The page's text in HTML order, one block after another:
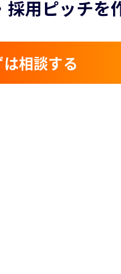
採用ピッチを
は相談する